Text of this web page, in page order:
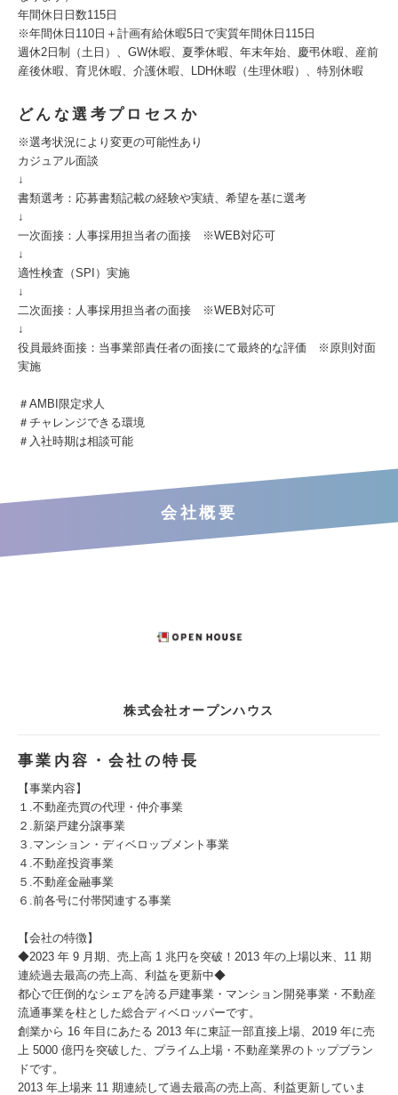
年間休日日数115日
※年間休日110日＋計画有給休暇5日で実質年間休日115日
週休2日制（土日）、GW休暇、夏季休暇、年末年始、慶弔休暇、産前
産後休暇、育児休暇、介護休暇、LDH休暇（生理休暇）、特別休暇
どんな選考プロセスか
※選考状況により変更の可能性あり
カジュアル面談
↓
書類選考：応募書類記載の経験や実績、希望を基に選考
↓
一次面接：人事採用担当者の面接 ※WEB対応可
↓
適性検査（SPI）実施
↓
二次面接：人事採用担当者の面接 ※WEB対応可
↓
役員最終面接：当事業部責任者の面接にて最終的な評価 ※原則対面
実施
＃AMBI限定求人
＃チャレンジできる環境
＃入社時期は相談可能
会社概要
株式会社オープンハウス
事業内容・会社の特長
【事業内容】
１.不動産売買の代理・仲介事業
２.新築戸建分譲事業
３.マンション・ディベロップメント事業
４.不動産投資事業
５.不動産金融事業
６.前各号に付帯関連する事業
【会社の特徴】
◆2023 年 9 月期、売上高 1 兆円を突破！2013 年の上場以来、11 期
連続過去最高の売上高、利益を更新中◆
都心で圧倒的なシェアを誇る戸建事業・マンション開発事業・不動産
流通事業を柱とした総合ディベロッパーです。
創業から 16 年目にあたる 2013 年に東証一部直接上場、2019 年に売
上 5000 億円を突破した、プライム上場・不動産業界のトップブラン
ドです。
2013 年上場来 11 期連続して過去最高の売上高、利益更新していま